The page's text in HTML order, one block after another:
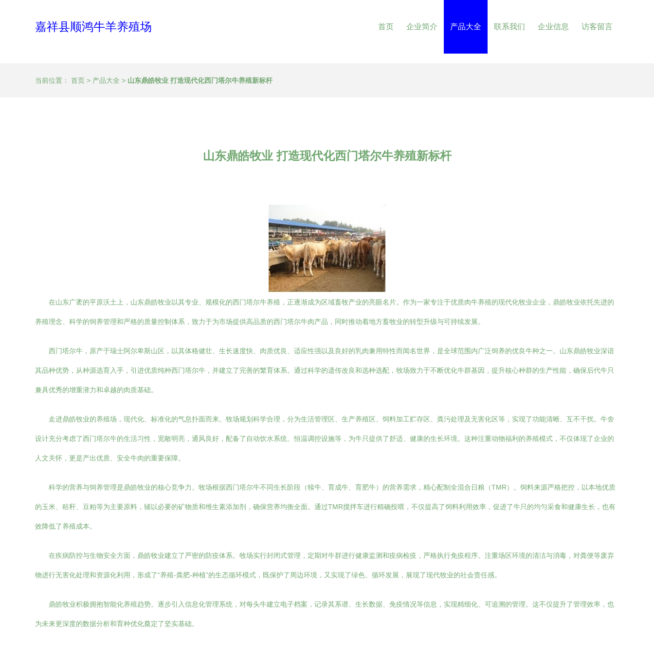
嘉祥县顺鸿牛羊养殖场 首页 企业简介 产品大全 联系我们 企业信息 访客留言
当前位置： 首页 > 产品大全 > 山东鼎皓牧业 打造现代化西门塔尔牛养殖新标杆
山东鼎皓牧业 打造现代化西门塔尔牛养殖新标杆
在山东广袤的平原沃土上，山东鼎皓牧业以其专业、规模化的西门塔尔牛养殖，正逐渐成为区域畜牧产业的亮眼名片。作为一家专注于优质肉牛养殖的现代化牧业企业，鼎皓牧业依托先进的
养殖理念、科学的饲养管理和严格的质量控制体系，致力于为市场提供高品质的西门塔尔牛肉产品，同时推动着地方畜牧业的转型升级与可持续发展。
西门塔尔牛，原产于瑞士阿尔卑斯山区，以其体格健壮、生长速度快、肉质优良、适应性强以及良好的乳肉兼用特性而闻名世界，是全球范围内广泛饲养的优良牛种之一。山东鼎皓牧业深谙
其品种优势，从种源选育入手，引进优质纯种西门塔尔牛，并建立了完善的繁育体系。通过科学的遗传改良和选种选配，牧场致力于不断优化牛群基因，提升核心种群的生产性能，确保后代牛只
兼具优秀的增重潜力和卓越的肉质基础。
走进鼎皓牧业的养殖场，现代化、标准化的气息扑面而来。牧场规划科学合理，分为生活管理区、生产养殖区、饲料加工贮存区、粪污处理及无害化区等，实现了功能清晰、互不干扰。牛舍
设计充分考虑了西门塔尔牛的生活习性，宽敞明亮，通风良好，配备了自动饮水系统、恒温调控设施等，为牛只提供了舒适、健康的生长环境。这种注重动物福利的养殖模式，不仅体现了企业的
人文关怀，更是产出优质、安全牛肉的重要保障。
科学的营养与饲养管理是鼎皓牧业的核心竞争力。牧场根据西门塔尔牛不同生长阶段（犊牛、育成牛、育肥牛）的营养需求，精心配制全混合日粮（TMR）。饲料来源严格把控，以本地优质
的玉米、秸秆、豆粕等为主要原料，辅以必要的矿物质和维生素添加剂，确保营养均衡全面。通过TMR搅拌车进行精确投喂，不仅提高了饲料利用效率，促进了牛只的均匀采食和健康生长，也有
效降低了养殖成本。
在疾病防控与生物安全方面，鼎皓牧业建立了严密的防疫体系。牧场实行封闭式管理，定期对牛群进行健康监测和疫病检疫，严格执行免疫程序。注重场区环境的清洁与消毒，对粪便等废弃
物进行无害化处理和资源化利用，形成了“养殖-粪肥-种植”的生态循环模式，既保护了周边环境，又实现了绿色、循环发展，展现了现代牧业的社会责任感。
鼎皓牧业积极拥抱智能化养殖趋势。逐步引入信息化管理系统，对每头牛建立电子档案，记录其系谱、生长数据、免疫情况等信息，实现精细化、可追溯的管理。这不仅提升了管理效率，也
为未来更深度的数据分析和育种优化奠定了坚实基础。